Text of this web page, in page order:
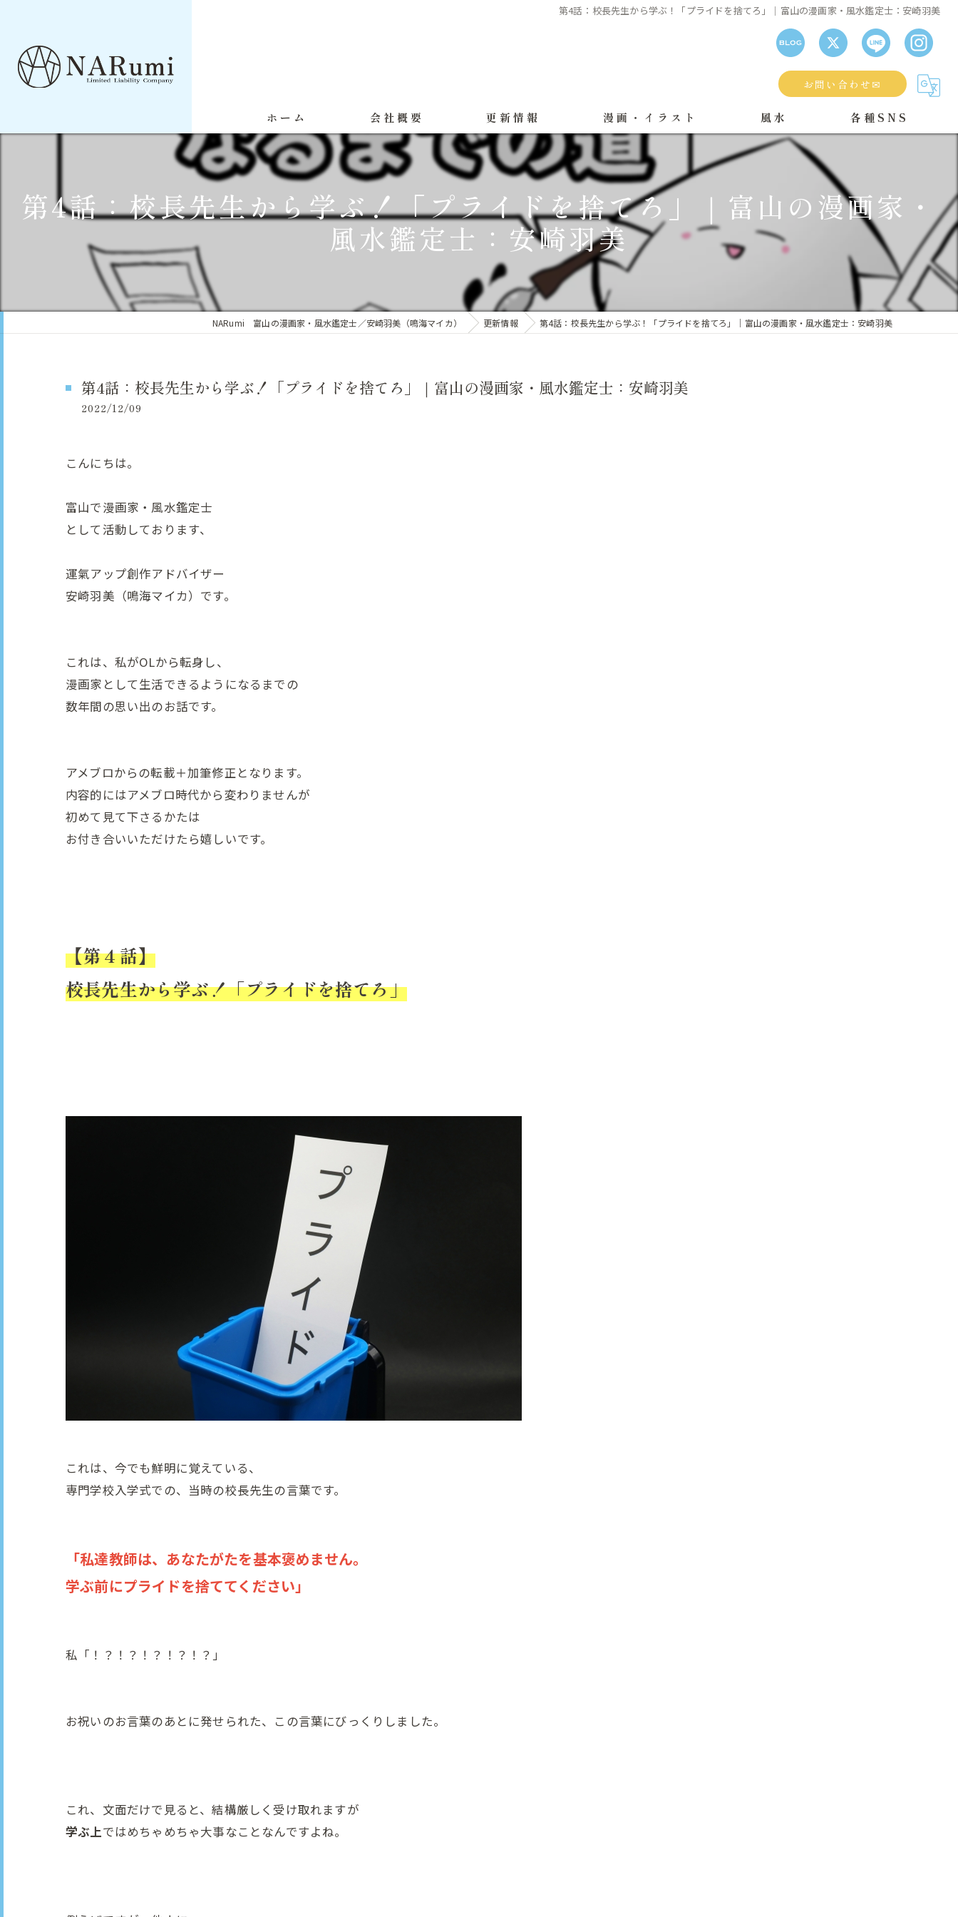
第4話：校長先生から学ぶ！「プライドを捨てろ」｜富山の漫画家・風水鑑定士：安崎羽美
お問い合わせ✉
ホーム 会社概要 更新情報 漫画・イラスト
制作実績
製作実績（個人）
ギャラリー
公式LINE（漫画情報）
風水
風水鑑定の流れ
日柄鑑定
風水ブログ
各種SNS
第4話：校長先生から学ぶ！「プライドを捨てろ」｜富山の漫画家・
風水鑑定士：安崎羽美
NARumi 富山の漫画家・風水鑑定士／安崎羽美（鳴海マイカ） 更新情報 第4話：校長先生から学ぶ！「プライドを捨てろ」｜富山の漫画家・風水鑑定士：安崎羽美
第4話：校長先生から学ぶ！「プライドを捨てろ」｜富山の漫画家・風水鑑定士：安崎羽美
2022/12/09
こんにちは。
富山で漫画家・風水鑑定士
として活動しております、
運氣アップ創作アドバイザー
安崎羽美（鳴海マイカ）です。
これは、私がOLから転身し、
漫画家として生活できるようになるまでの
数年間の思い出のお話です。
アメブロからの転載＋加筆修正となります。
内容的にはアメブロ時代から変わりませんが
初めて見て下さるかたは
お付き合いいただけたら嬉しいです。
【第４話】
校長先生から学ぶ！「プライドを捨てろ」
これは、今でも鮮明に覚えている、
専門学校入学式での、当時の校長先生の言葉です。
「私達教師は、あなたがたを基本褒めません。
学ぶ前にプライドを捨ててください」
私「！？！？！？！？！？」
お祝いのお言葉のあとに発せられた、この言葉にびっくりしました。
これ、文面だけで見ると、結構厳しく受け取れますが
学ぶ上ではめちゃめちゃ大事なことなんですよね。